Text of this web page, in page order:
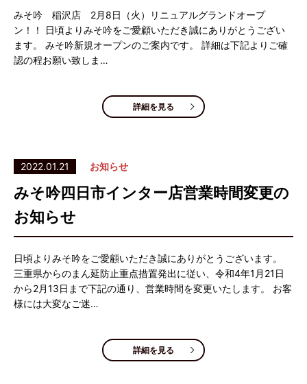
みそ吟 稲沢店 2月8日（火）リニュアルグランドオープ
ン！！ 日頃よりみそ吟をご愛顧いただき誠にありがとうござい
ます。 みそ吟新規オープンのご案内です。 詳細は下記よりご確
認の程お願い致しま…
詳細を見る
2022.01.21 お知らせ
みそ吟四日市インター店営業時間変更の
お知らせ
日頃よりみそ吟をご愛顧いただき誠にありがとうございます。
三重県からのまん延防止重点措置発出に従い、令和4年1月21日
から2月13日まで下記の通り、営業時間を変更いたします。 お客
様には大変なご迷…
詳細を見る